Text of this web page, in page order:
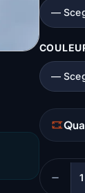
Quantità